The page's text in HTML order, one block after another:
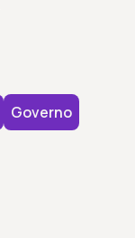
Governo